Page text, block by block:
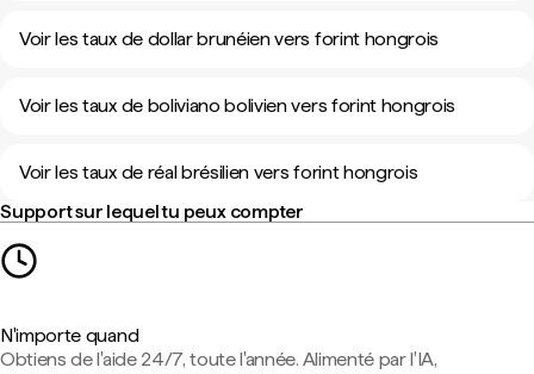
Voir les taux de dollar brunéien vers forint hongrois
Voir les taux de boliviano bolivien vers forint hongrois
Voir les taux de réal brésilien vers forint hongrois
Support sur lequel tu peux compter
N'importe quand
Obtiens de l'aide 24/7, toute l'année. Alimenté par l'IA,